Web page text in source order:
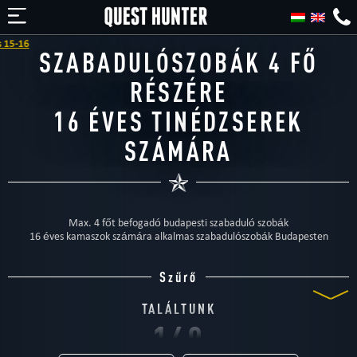
SZABADULÓSZOBÁK 4 FŐ
RÉSZÉRE
16 ÉVES TINÉDZSEREK
SZÁMÁRA
Max. 4 főt befogadó budapesti szabaduló szobák
16 éves kamaszok számára alkalmas szabadulószobák Budapesten
Szűrő
TALÁLTUNK
168